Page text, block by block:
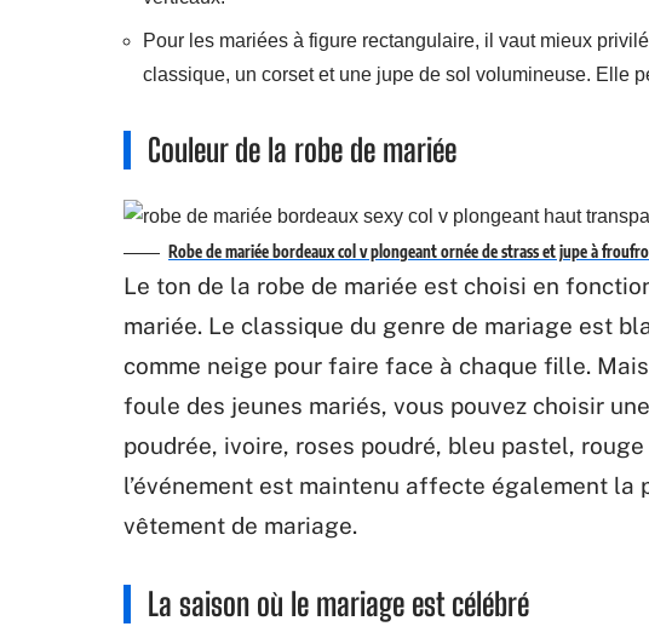
Pour les mariées à figure rectangulaire, il vaut mieux
classique, un corset et une jupe de sol volumineuse. Elle
Couleur de la robe de mariée
Robe de mariée bordeaux col v plongeant ornée de strass et jupe à
Le ton de la robe de mariée est choisi en
mariée. Le classique du genre de mariage est
comme neige pour faire face à chaque fille.
foule des jeunes mariés, vous pouvez choisir
poudrée, ivoire, roses poudré, bleu pastel,
l’événement est maintenu affecte également
vêtement de mariage.
La saison où le mariage est célébré